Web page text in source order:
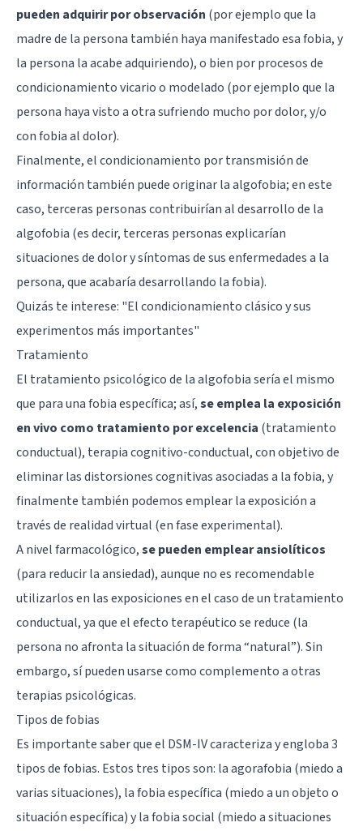
pueden adquirir por observación (por ejemplo que la
madre de la persona también haya manifestado esa fobia, y
la persona la acabe adquiriendo), o bien por procesos de
condicionamiento vicario o modelado (por ejemplo que la
persona haya visto a otra sufriendo mucho por dolor, y/o
con fobia al dolor).
Finalmente, el condicionamiento por transmisión de
información también puede originar la algofobia; en este
caso, terceras personas contribuirían al desarrollo de la
algofobia (es decir, terceras personas explicarían
situaciones de dolor y síntomas de sus enfermedades a la
persona, que acabaría desarrollando la fobia).
Quizás te interese: "El condicionamiento clásico y sus
experimentos más importantes"
Tratamiento
El tratamiento psicológico de la algofobia sería el mismo
que para una fobia específica; así,se emplea la exposición
en vivo como tratamiento por excelencia (tratamiento
conductual), terapia cognitivo-conductual, con objetivo de
eliminar las distorsiones cognitivas asociadas a la fobia, y
finalmente también podemos emplear la exposición a
través de realidad virtual (en fase experimental).
A nivel farmacológico,se pueden emplear ansiolíticos
(para reducir la ansiedad), aunque no es recomendable
utilizarlos en las exposiciones en el caso de un tratamiento
conductual, ya que el efecto terapéutico se reduce (la
persona no afronta la situación de forma “natural”). Sin
embargo, sí pueden usarse como complemento a otras
terapias psicológicas.
Tipos de fobias
Es importante saber que el DSM-IV caracteriza y engloba 3
tipos de fobias. Estos tres tipos son: la agorafobia (miedo a
varias situaciones), la fobia específica (miedo a un objeto o
situación específica) y la fobia social (miedo a situaciones